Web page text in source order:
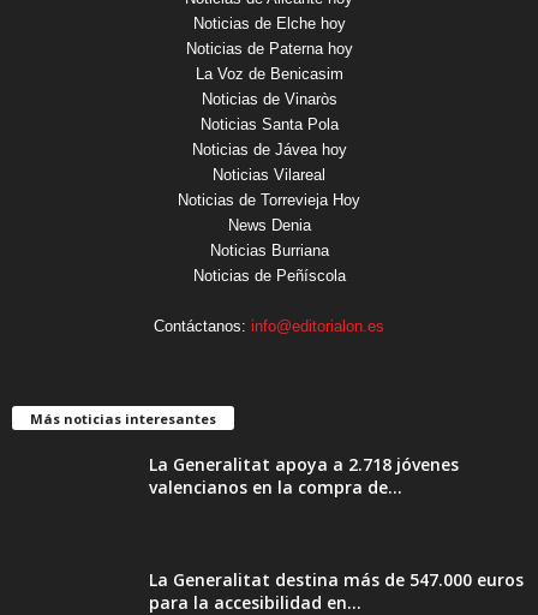
Noticias de Elche hoy
Noticias de Paterna hoy
La Voz de Benicasim
Noticias de Vinaròs
Noticias Santa Pola
Noticias de Jávea hoy
Noticias Vilareal
Noticias de Torrevieja Hoy
News Denia
Noticias Burriana
Noticias de Peñíscola
Contáctanos: info@editorialon.es
Más noticias interesantes
La Generalitat apoya a 2.718 jóvenes
valencianos en la compra de...
La Generalitat destina más de 547.000 euros
para la accesibilidad en...